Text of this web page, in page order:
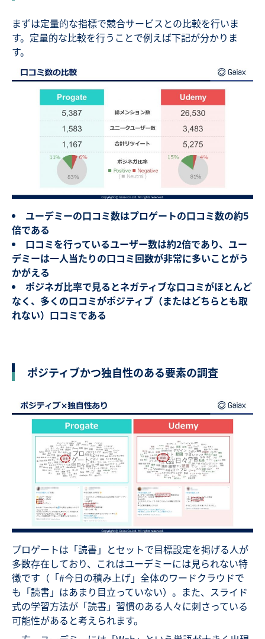
まずは定量的な指標で競合サービスとの比較を行いま
す。定量的な比較を行うことで例えば下記が分かりま
す。
ユーデミーの口コミ数はプロゲートの口コミ数の約5
倍である
口コミを行っているユーザー数は約2倍であり、ユー
デミーは一人当たりの口コミ回数が非常に多いことがう
かがえる
ポジネガ比率で見るとネガティブな口コミがほとんど
なく、多くの口コミがポジティブ（またはどちらとも取
れない）口コミである
ポジティブかつ独自性のある要素の調査
プロゲートは「読書」とセットで目標設定を掲げる人が
多数存在しており、これはユーデミーには見られない特
徴です（「#今日の積み上げ」全体のワードクラウドで
も「読書」はあまり目立っていない）。また、スライド
式の学習方法が「読書」習慣のある人々に刺さっている
可能性があると考えられます。